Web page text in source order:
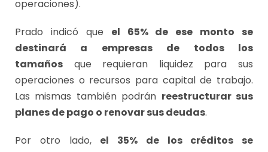
operaciones).
Prado indicó que el 65% de ese monto se
destinará a empresas de todos los
tamaños que requieran liquidez para sus
operaciones o recursos para capital de trabajo.
Las mismas también podrán reestructurar sus
planes de pago o renovar sus deudas.
Por otro lado, el 35% de los créditos se